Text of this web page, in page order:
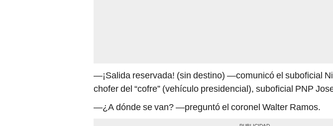
—¡Salida reservada! (sin destino) —comunicó el suboficial
chofer del “cofre” (vehículo presidencial), suboficial PNP
—¿A dónde se van? —preguntó el coronel Walter Ramos.